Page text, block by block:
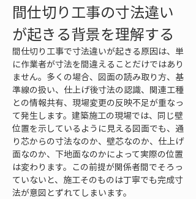
間仕切り工事の寸法違い
が起きる背景を理解する
間仕切り工事で寸法違いが起きる原因は、単
に作業者が寸法を間違えることだけではあり
ません。多くの場合、図面の読み取り方、基
準線の扱い、仕上げ後寸法の認識、関連工種
との情報共有、現場変更の反映不足が重なっ
て発生します。建築施工の現場では、同じ壁
位置を示しているように見える図面でも、通
り芯からの寸法なのか、壁芯なのか、仕上げ
面なのか、下地面なのかによって実際の位置
は変わります。この前提が関係者間でそろっ
ていないと、施工そのものは丁寧でも完成寸
法が意図とずれてしまいます。